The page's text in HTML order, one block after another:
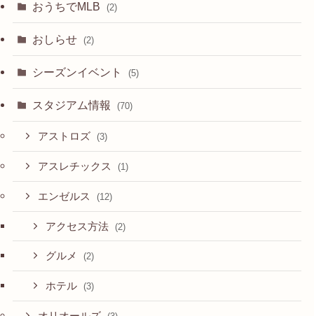
おうちでMLB (2)
おしらせ (2)
シーズンイベント (5)
スタジアム情報 (70)
アストロズ (3)
アスレチックス (1)
エンゼルス (12)
アクセス方法 (2)
グルメ (2)
ホテル (3)